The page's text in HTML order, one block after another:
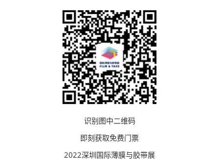
识别图中二维码
即刻获取免费门票
2022深圳国际薄膜与胶带展